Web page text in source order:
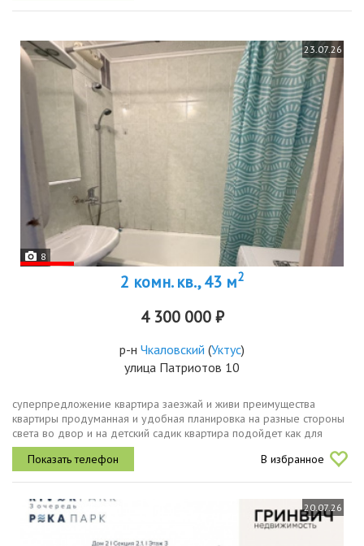
23.07.26
8
2 комн. кв., 43 м2
4 300 000 ₽
р-н Чкаловский (Уктус)
улица Патриотов 10
суперпредложение квартира заезжай и живи преимущества
квартиры продуманная и удобная планировка на разные стороны
света во двор и на детский садик квартира подойдет как для
собственного проживания, так и под сдачу.продаётся со всей
мебелью и...
В избранное
20.07.26